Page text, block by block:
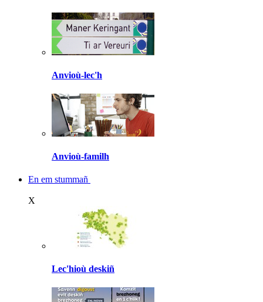
Anvioù-lec'h
Anvioù-familh
En em stummañ
X
Lec'hioù deskiñ